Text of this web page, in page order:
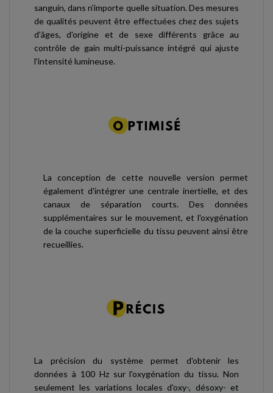
sanguin, dans n'importe quelle situation. Des mesures
de qualités peuvent être effectuées chez des sujets
d'âges, d'origine et de sexe différents grâce au
contrôle de gain multi-puissance intégré qui ajuste
l'intensité lumineuse.
La conception de cette nouvelle version permet
également d'intégrer une centrale inertielle, et des
canaux de séparation courts. Des données
supplémentaires sur le mouvement, et l'oxygénation
de la couche superficielle du tissu peuvent ainsi être
recueillies.
La précision du système permet d'obtenir les
données à 100 Hz sur l'oxygénation du tissu. Non
seulement les variations locales d'oxy-, désoxy- et